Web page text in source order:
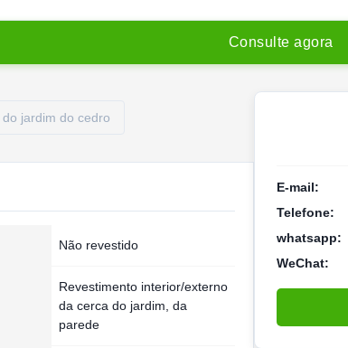
Consu te agora
jardim do cedro
Não revestido
Revestimento interior/externo
da cerca do jardim, da
parede
E-mail:
Telefone:
whatsapp:
WeChat: